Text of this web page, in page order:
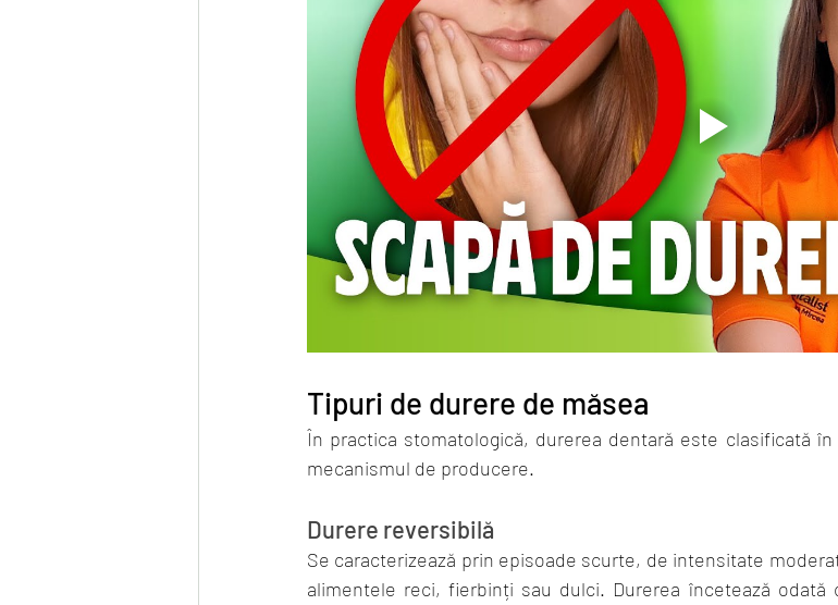
Tipuri de durere de măsea
În practica stomatologică, durerea dentară este clasificată
mecanismul de producere.
Durere reversibilă
Se caracterizează prin episoade scurte, de intensitate
alimentele reci, fierbinți sau dulci. Durerea încetează odată